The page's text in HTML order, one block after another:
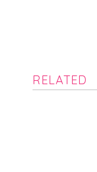
RELATED